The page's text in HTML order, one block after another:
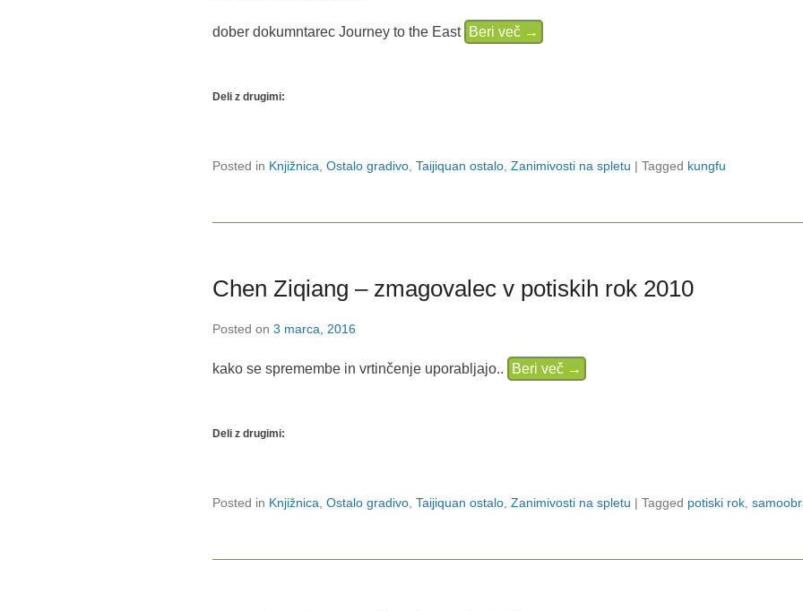
dober dokumntarec Journey to the East Beri več →
Deli z drugimi:
Posted in Knjižnica Ostalo gradivo, Taijiquan ostalo, Zanimivosti na spletu | Tagged kungfu
Chen Ziqiang – zmagovalec v potiskih rok 2010
Posted on 3 marca, 2016
kako se spremembe in vrtinčenje uporabljajo.. Beri več →
Deli z drugimi:
Posted in Knjižnica Ostalo gradivo, Taijiquan ostalo, Zanimivosti na spletu | Tagged potiski rok,